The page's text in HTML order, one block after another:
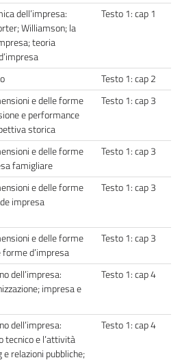
dell’impresa:
Williamson; la
teoria
Testo 1: cap 1
Testo 1: cap 2
e delle forme
e performance
storica
Testo 1: cap 3
e delle forme
famigliare
Testo 1: cap 3
e delle forme
impresa
Testo 1: cap 3
e delle forme
d’impresa
Testo 1: cap 3
dell’impresa:
impresa e
Testo 1: cap 4
dell’impresa:
tecnico e l’attività
relazioni pubbliche;
Testo 1: cap 4